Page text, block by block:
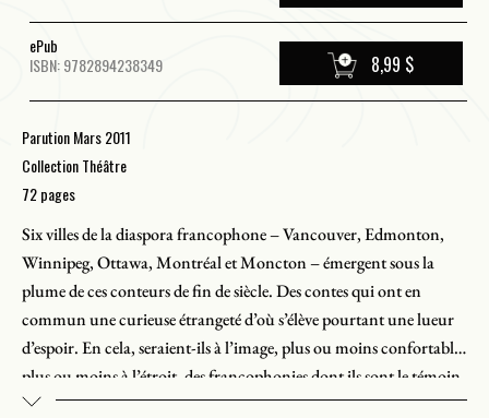
ePub
ISBN: 9782894238349
8,99 $
Parution Mars 2011
Collection Théâtre
72 pages
Six villes de la diaspora francophone – Vancouver, Edmonton,
Winnipeg, Ottawa, Montréal et Moncton – émergent sous la
plume de ces conteurs de fin de siècle. Des contes qui ont en
commun une curieuse étrangeté d’où s’élève pourtant une lueur
d’espoir. En cela, seraient-ils à l’image, plus ou moins confortable,
plus ou moins à l’étroit, des francophonies dont ils sont le témoin
et le reflet ?